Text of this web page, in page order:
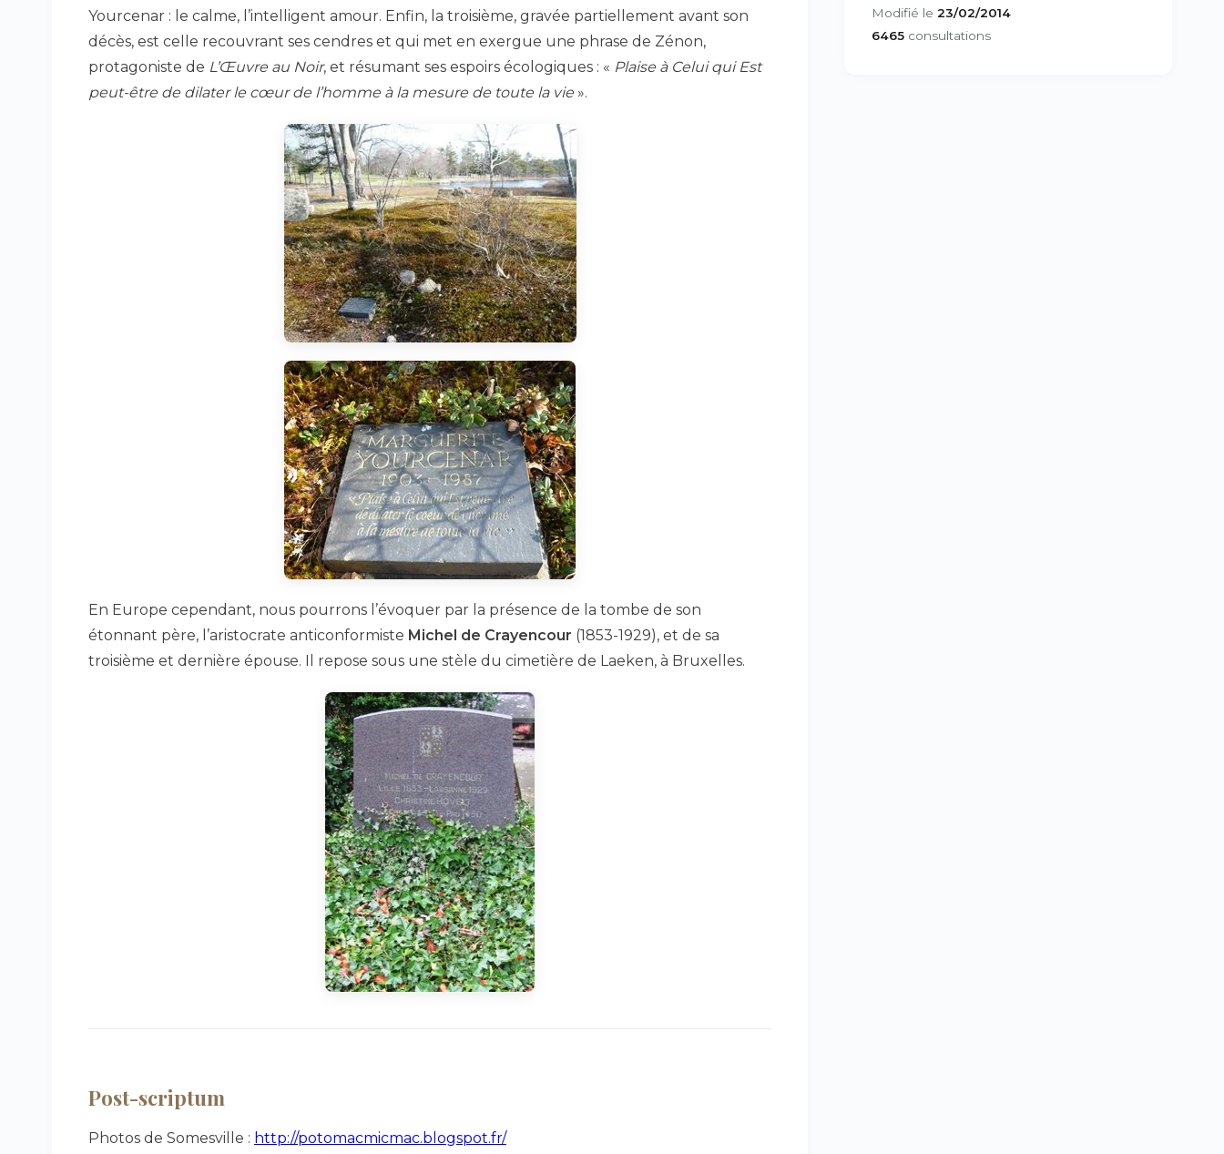
Yourcenar : le calme, l’intelligent amour. Enfin, la troisième, gravée partiellement avant son
décès, est celle recouvrant ses cendres et qui met en exergue une phrase de Zénon,
protagoniste de L’Œuvre au Noir, et résumant ses espoirs écologiques : « Plaise à Celui qui Est
peut-être de dilater le cœur de l’homme à la mesure de toute la vie ».
En Europe cependant, nous pourrons l’évoquer par la présence de la tombe de son
étonnant père, l’aristocrate anticonformiste Michel de Crayencour (1853-1929), et de sa
troisième et dernière épouse. Il repose sous une stèle du cimetière de Laeken, à Bruxelles.
Post-scriptum
Photos de Somesville : http://potomacmicmac.blogspot.fr/
Modifié le 23/02/2014
6465 consultations